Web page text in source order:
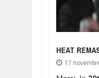
HEAT
17